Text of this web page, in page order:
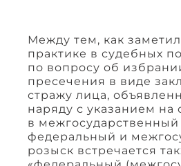
Между тем, как
практике в судебных
по вопросу об
пресечения в виде
стражу лица,
наряду с указанием на
в
федеральный и
розыск встречается